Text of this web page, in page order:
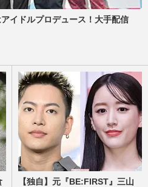
イドルプロデュース！大手配信
【独自】元『BE:FIRST』三山